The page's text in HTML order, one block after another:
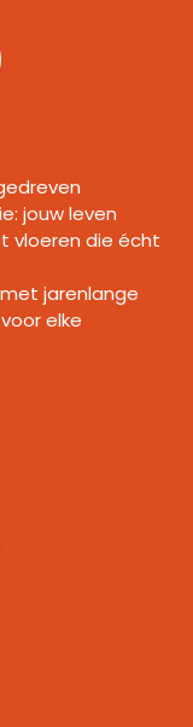
jouw leven
vloeren die écht
jarenlange
elke